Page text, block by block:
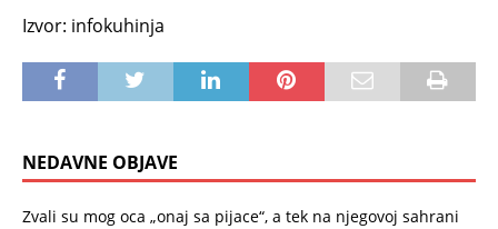
Izvor: infokuhinja
NEDAVNE OBJAVE
Zvali su mog oca „onaj sa pijace“, a tek na njegovoj sahrani